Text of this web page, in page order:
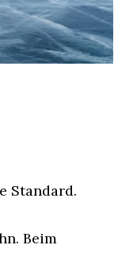
Standard.
Beim